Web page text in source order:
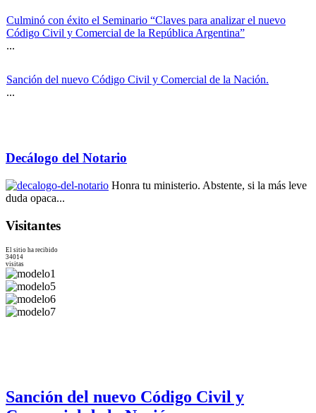
Culminó con éxito el Seminario “Claves para analizar el nuevo
Código Civil y Comercial de la República Argentina”
...
Sanción del nuevo Código Civil y Comercial de la Nación.
...
Decálogo del Notario
Honra tu ministerio. Abstente, si la más leve
duda opaca...
Visitantes
El sitio ha recibido
34014
visitas
Sanción del nuevo Código Civil y